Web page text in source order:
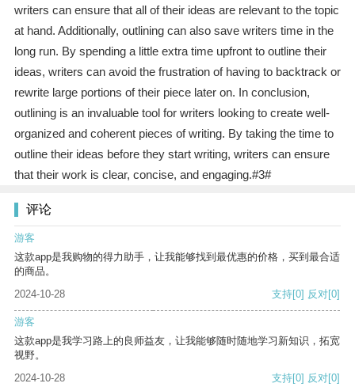
writers can ensure that all of their ideas are relevant to the topic
at hand. Additionally, outlining can also save writers time in the
long run. By spending a little extra time upfront to outline their
ideas, writers can avoid the frustration of having to backtrack or
rewrite large portions of their piece later on. In conclusion,
outlining is an invaluable tool for writers looking to create well-
organized and coherent pieces of writing. By taking the time to
outline their ideas before they start writing, writers can ensure
that their work is clear, concise, and engaging.#3#
评论
游客
这款app是我购物的得力助手，让我能够找到最优惠的价格，买到最合适
的商品。
2024-10-28
支持[0] 反对[0]
游客
这款app是我学习路上的良师益友，让我能够随时随地学习新知识，拓宽
视野。
2024-10-28
支持[0] 反对[0]